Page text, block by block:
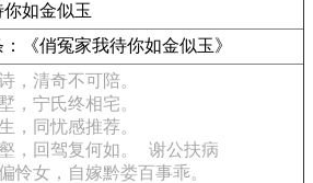
如金似玉
《俏冤家我待你如金似玉》
，清奇不可陪。
，宁氏终相宅。
，同忧感推荐。
，回驾复何如。
谢公扶病
怜女，自嫁黔娄百事乖。